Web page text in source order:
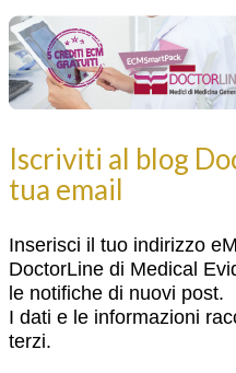
Iscriviti al blog
tua email
Inserisci il tuo indirizzo
DoctorLine di Medical
le notifiche di nuovi post.
I dati e le informazioni
terzi.